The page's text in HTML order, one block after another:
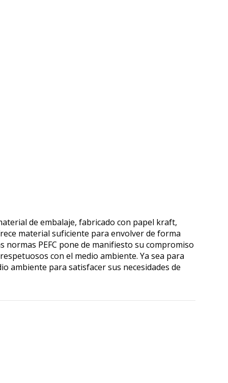
de embalaje, fabricado con papel kraft,
material suficiente para envolver de forma
PEFC pone de manifiesto su compromiso
con el medio ambiente. Ya sea para
ambiente para satisfacer sus necesidades de